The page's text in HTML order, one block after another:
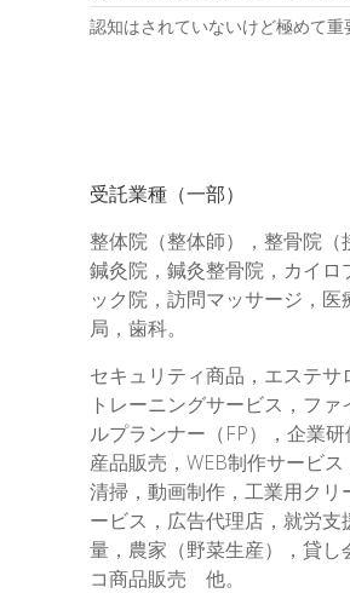
認知はされていないけど極めて重
受託業種（一部）
整体院（整体師），整骨院（
鍼灸院，鍼灸整骨院，カイロ
ック院，訪問マッサージ，医
局，歯科。
セキュリティ商品，エステサ
トレーニングサービス，ファ
ルプランナー（FP），企業
産品販売，WEB制作サービス
清掃，動画制作，工業用クリ
ービス，広告代理店，就労支
量，農家（野菜生産），貸し
コ商品販売 他。